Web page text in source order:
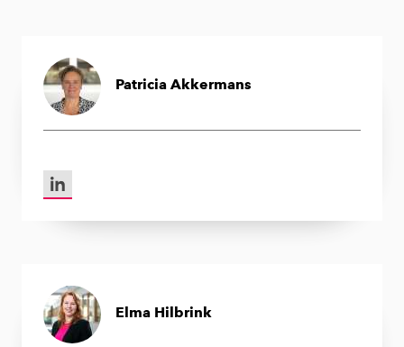
Patricia Akkermans
LinkedIn van Patricia Akkermans
Elma Hilbrink